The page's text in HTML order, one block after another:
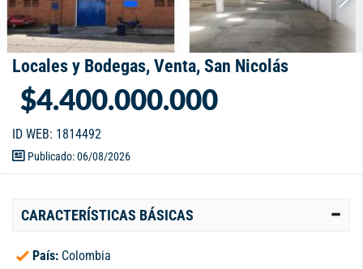
Locales y Bodegas, Venta, San Nicolás
$4.400.000.000
ID WEB: 1814492
Publicado: 06/08/2026
CARACTERÍSTICAS BÁSICAS
País: Colombia